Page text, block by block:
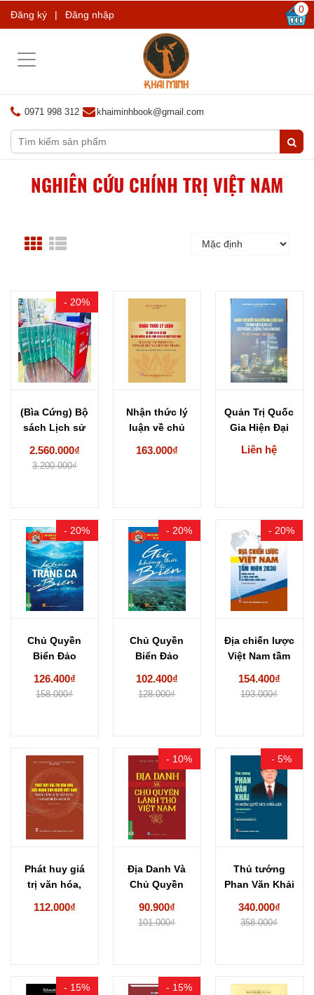
Đăng ký | Đăng nhập 0
Toggle
0971 998 312 khaiminhbook@gmail.com
NGHIÊN CỨU CHÍNH TRỊ VIỆT NAM
- 20%
(Bìa Cứng) Bộ
sách Lịch sử
2.560.000₫
3.200.000₫
Nhận thức lý
luận về chủ
163.000₫
Quản Trị Quốc
Gia Hiện Đại
Hiệu Qủa...
Liên hệ
- 20%
Chủ Quyền
Biển Đảo
126.400₫
158.000₫
- 20%
Chủ Quyền
Biển Đảo
102.400₫
128.000₫
- 20%
Địa chiến lược
Việt Nam tầm
154.400₫
193.000₫
Phát huy giá
trị văn hóa,
112.000₫
- 10%
Địa Danh Và
Chủ Quyền
90.900₫
101.000₫
- 5%
Thủ tướng
Phan Văn Khải
340.000₫
358.000₫
- 15% - 15%